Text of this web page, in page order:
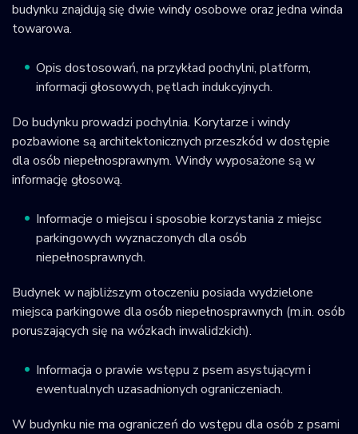
budynku znajdują się dwie windy osobowe oraz jedna winda
towarowa.
Opis dostosowań, na przykład pochylni, platform,
informacji głosowych, pętlach indukcyjnych.
Do budynku prowadzi pochylnia. Korytarze i windy
pozbawione są architektonicznych przeszkód w dostępie
dla osób niepełnosprawnym. Windy wyposażone są w
informację głosową.
Informacje o miejscu i sposobie korzystania z miejsc
parkingowych wyznaczonych dla osób
niepełnosprawnych.
Budynek w najbliższym otoczeniu posiada wydzielone
miejsca parkingowe dla osób niepełnosprawnych (m.in. osób
poruszających się na wózkach inwalidzkich).
Informacja o prawie wstępu z psem asystującym i
ewentualnych uzasadnionych ograniczeniach.
W budynku nie ma ograniczeń do wstępu dla osób z psami